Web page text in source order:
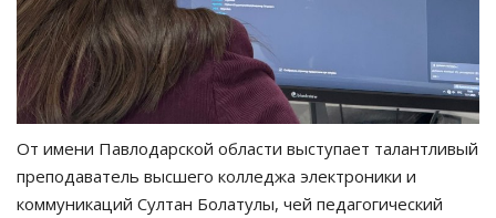
От имени Павлодарской области выступает талантливый
преподаватель высшего колледжа электроники и
коммуникаций Султан Болатулы, чей педагогический